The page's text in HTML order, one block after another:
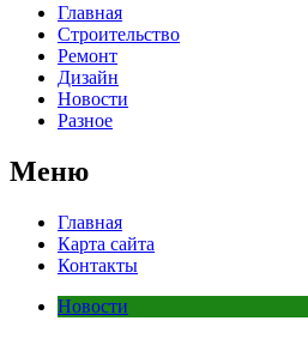
Главная
Строительство
Ремонт
Дизайн
Новости
Разное
Меню
Главная
Карта сайта
Контакты
Новости